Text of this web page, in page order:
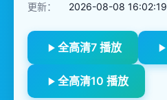
更新： 2026-08-08 16:02:19
全高清7 播放
全高清10 播放